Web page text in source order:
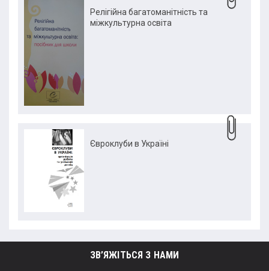
Релігійна багатоманітність та
міжкультурна освіта
Євроклуби в Україні
ЗВ’ЯЖІТЬСЯ З НАМИ